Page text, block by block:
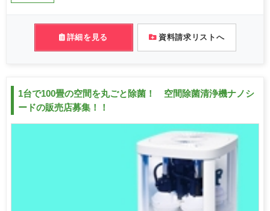
詳細を見る 資料請求リストへ
1台で100畳の空間を丸ごと除菌！ 空間除菌清浄機ナノシ
ードの販売店募集！！